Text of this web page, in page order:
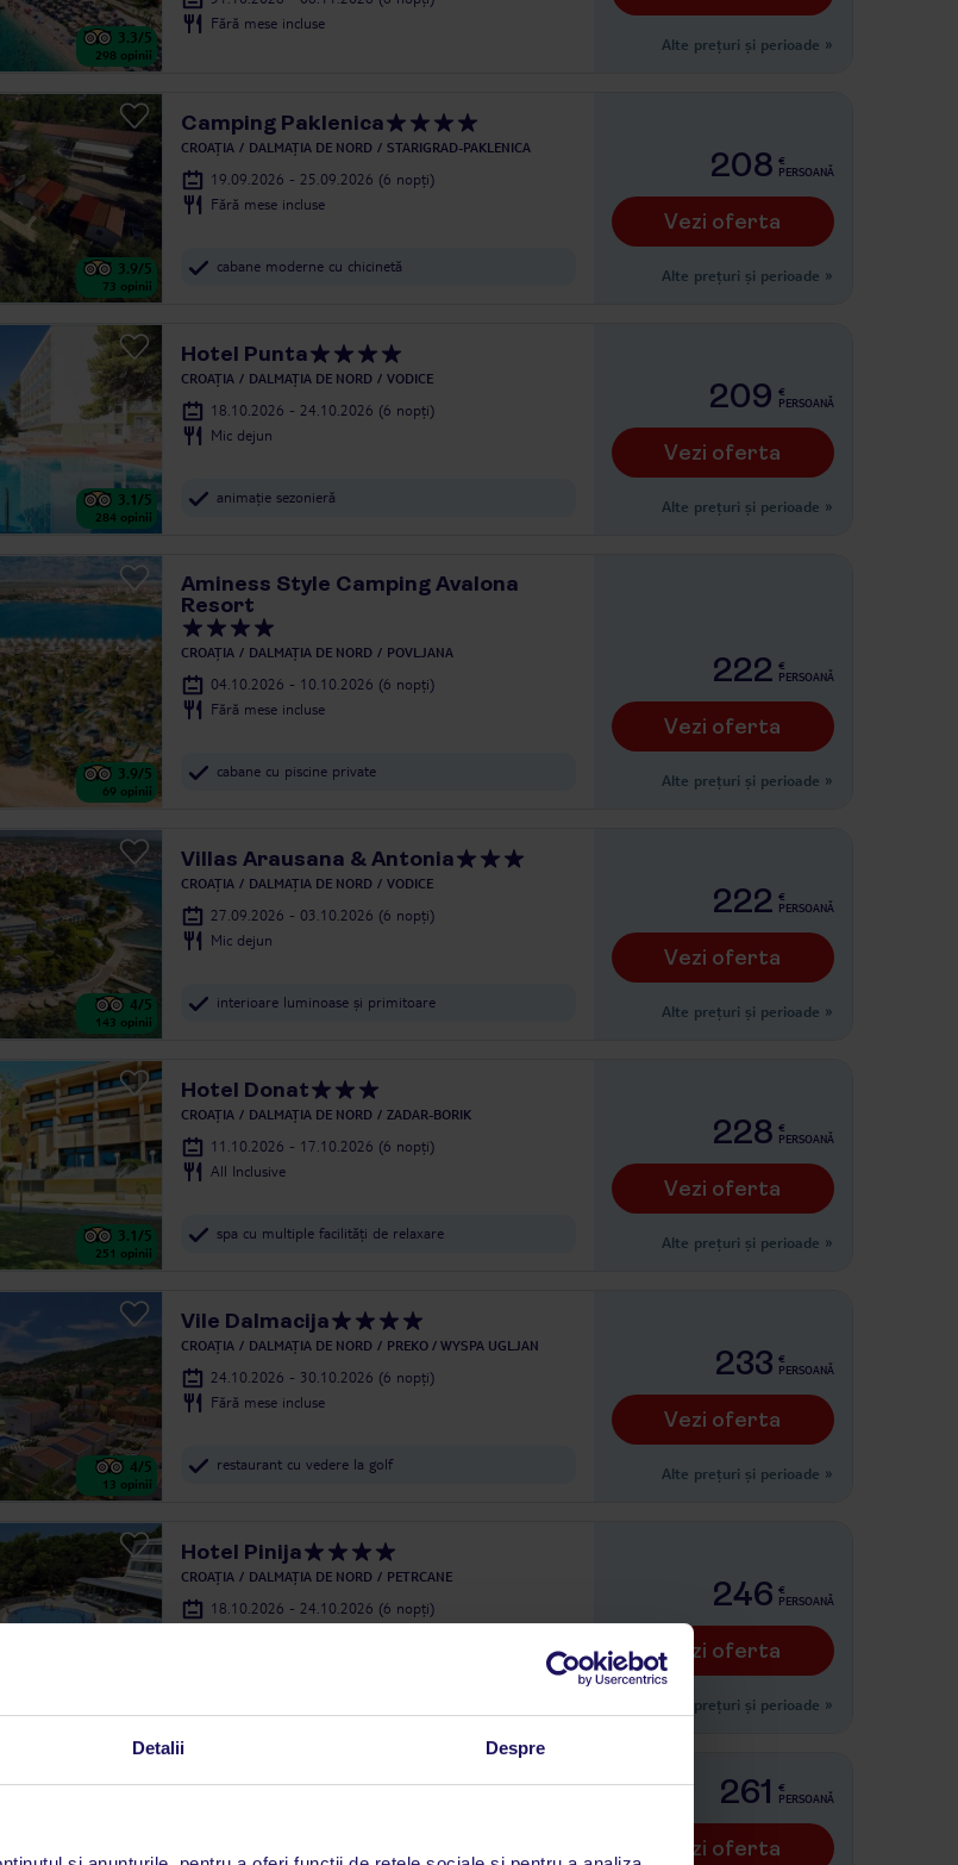
Detalii Despre
3.3/5
298 opinii
Fără mese incluse
Alte prețuri și perioade »
3.9/5
73 opinii
Camping Paklenica
CROAȚIA DALMAȚIA DE NORD STARIGRAD-PAKLENICA
19.09.2026 - 25.09.2026 (6 nopți)
Fără mese incluse
cabane moderne cu chicinetă
208 €
PERSOANĂ
Vezi oferta
Alte prețuri și perioade »
3.1/5
284 opinii
Hotel Punta
CROAȚIA DALMAȚIA DE NORD VODICE
18.10.2026 - 24.10.2026 (6 nopți)
Mic dejun
animație sezonieră
209 €
PERSOANĂ
Vezi oferta
Alte prețuri și perioade »
3.9/5
69 opinii
Aminess Style Camping Avalona
Resort
CROAȚIA DALMAȚIA DE NORD POVLJANA
04.10.2026 - 10.10.2026 (6 nopți)
Fără mese incluse
cabane cu piscine private
222 €
PERSOANĂ
Vezi oferta
Alte prețuri și perioade »
4/5
143 opinii
Villas Arausana & Antonia
CROAȚIA DALMAȚIA DE NORD VODICE
27.09.2026 - 03.10.2026 (6 nopți)
Mic dejun
interioare luminoase și primitoare
222 €
PERSOANĂ
Vezi oferta
Alte prețuri și perioade »
3.1/5
251 opinii
Hotel Donat
CROAȚIA DALMAȚIA DE NORD ZADAR-BORIK
11.10.2026 - 17.10.2026 (6 nopți)
All Inclusive
spa cu multiple facilități de relaxare
228 €
PERSOANĂ
Vezi oferta
Alte prețuri și perioade »
4/5
13 opinii
Vile Dalmacija
CROAȚIA DALMAȚIA DE NORD PREKO / WYSPA UGLJAN
24.10.2026 - 30.10.2026 (6 nopți)
Fără mese incluse
restaurant cu vedere la golf
233 €
PERSOANĂ
Vezi oferta
Alte prețuri și perioade »
672 opinii
Hotel Pinija
CROAȚIA DALMAȚIA DE NORD PETRCANE
18.10.2026 - 24.10.2026 (6 nopți)
246 €
PERSOANĂ
Vezi oferta
Alte prețuri și perioade »
Matilde Beach Resort 261
€
PERSOANĂ
Vezi oferta